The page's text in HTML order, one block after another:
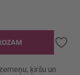
ķiršu un